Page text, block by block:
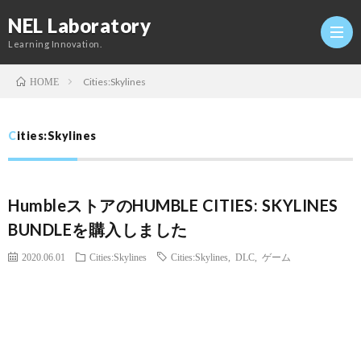
NEL Laboratory
Learning Innovation.
研
HOME Cities:Skylines
Cities:Skylines
HumbleストアのHUMBLE CITIES: SKYLINES
BUNDLEを購入しました
2020.06.01 Cities:Skylines Cities:Skylines DLC ゲーム